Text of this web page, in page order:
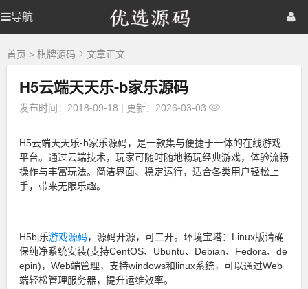
导航
优
选
码
优
选
首页 网站源码
棋牌源码
首页 > 棋牌源码 文章正文
H5云端天天乐-b家乐源码
发布时间：2018-09-18 | 更新：2026-03-03
H5云端天天乐-b家乐源码，是一款集与便捷于一体的在线游戏
平台。通过云端技术，玩家可随时随地畅玩经典游戏，体验流畅
操作与丰富玩法。简洁界面、稳定运行，适合各类用户轻松上
手，带来无限乐趣。
H5bj乐游戏源码，源码开源，可二开。环境宝塔：Linux版请确
保纯净系统安装(支持CentOS、Ubuntu、Debian、Fedora、de
epin)，Web端管理，支持windows和linux系统，可以通过Web
端轻松管理服务器，提升运维效率。